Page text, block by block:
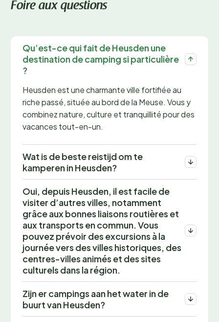
Foire aux questions
Qu’est-ce qui fait de Heusden une
destination de camping si particulière
?
Heusden est une charmante ville fortifiée au
riche passé, située au bord de la Meuse. Vous y
combinez nature, culture et tranquillité pour des
vacances tout-en-un.
Wat is de beste reistijd om te
kamperen in Heusden?
Oui, depuis Heusden, il est facile de
visiter d’autres villes, notamment
grâce aux bonnes liaisons routières et
aux transports en commun. Vous
pouvez prévoir des excursions à la
journée vers des villes historiques, des
centres-villes animés et des sites
culturels dans la région.
Zijn er campings aan het water in de
buurt van Heusden?